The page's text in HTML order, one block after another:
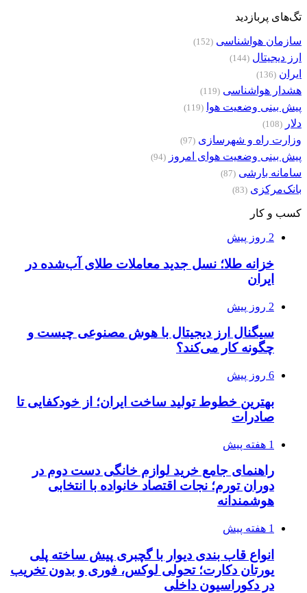
تگ‌های پربازدید
سازمان هواشناسی (152)
ارز دیجیتال (144)
ایران (136)
هشدار هواشناسی (119)
پیش بینی وضعیت هوا (119)
دلار (108)
وزارت راه و شهرسازی (97)
پیش بینی وضعیت هوای امروز (94)
سامانه بارشی (87)
بانک‌مرکزی (83)
کسب و کار
2 روز پیش
خزانه طلا؛ نسل جدید معاملات طلای آب‌شده در
ایران
2 روز پیش
سیگنال ارز دیجیتال با هوش مصنوعی چیست و
چگونه کار می‌کند؟
6 روز پیش
بهترین خطوط تولید ساخت ایران؛ از خودکفایی تا
صادرات
1 هفته پیش
راهنمای جامع خرید لوازم خانگی دست دوم در
دوران تورم؛ نجات اقتصاد خانواده با انتخابی
هوشمندانه
1 هفته پیش
انواع قاب بندی دیوار با گچبری پیش ساخته پلی
یورتان دکارت؛ تحولی لوکس، فوری و بدون تخریب
در دکوراسیون داخلی